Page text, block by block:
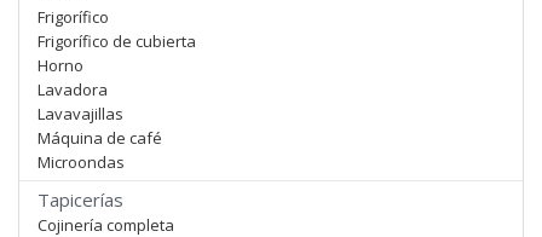
Frigorífico
Frigorífico de cubierta
Horno
Lavadora
Lavavajillas
Máquina de café
Microondas
Tapicerías
Cojinería completa